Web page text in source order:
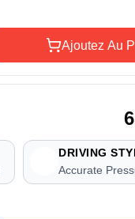
Ajoutez Au
DRIVING
Accurate